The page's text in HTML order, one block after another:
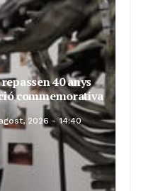
40 anys
commemorativa
2026 - 14:40